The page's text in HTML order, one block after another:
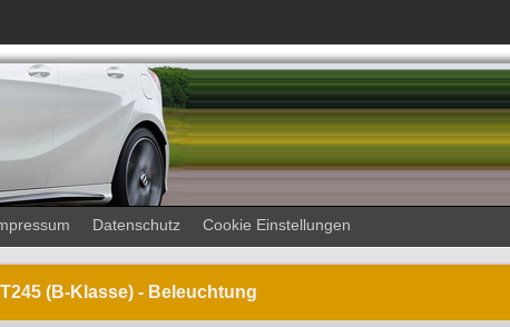
Datenschutz Cookie Einstellungen
(B-Klasse) - Beleuchtung